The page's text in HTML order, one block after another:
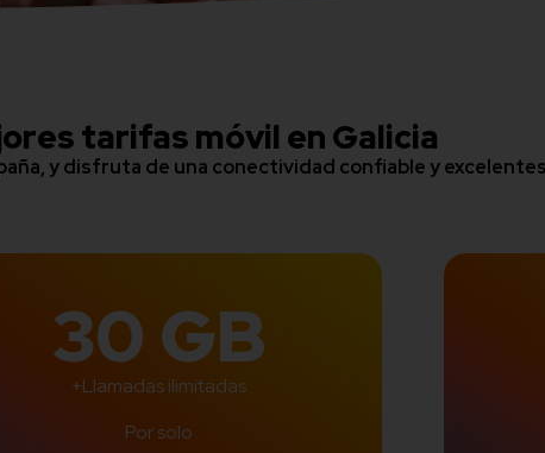
tarifas móvil en Galicia
y disfruta de una conectividad confiable y
30 GB
+Llamadas ilimitadas
Por solo